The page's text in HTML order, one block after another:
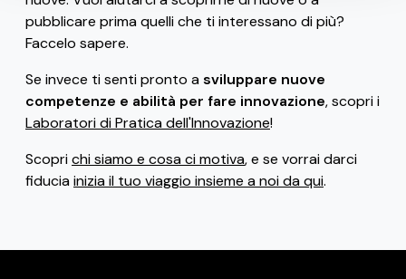
pubblicare prima quelli che ti interessano di più?
Faccelo sapere.
Se invece ti senti pronto asviluppare nuove
competenze e abilità per fare innovazione, scopri i
Laboratori di Pratica dell'Innovazione!
Scoprichi siamo e cosa ci motiva, e se vorrai darci
fiduciainizia il tuo viaggio insieme a noi da qui.